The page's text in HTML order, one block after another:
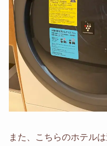
また、こちらのホテル